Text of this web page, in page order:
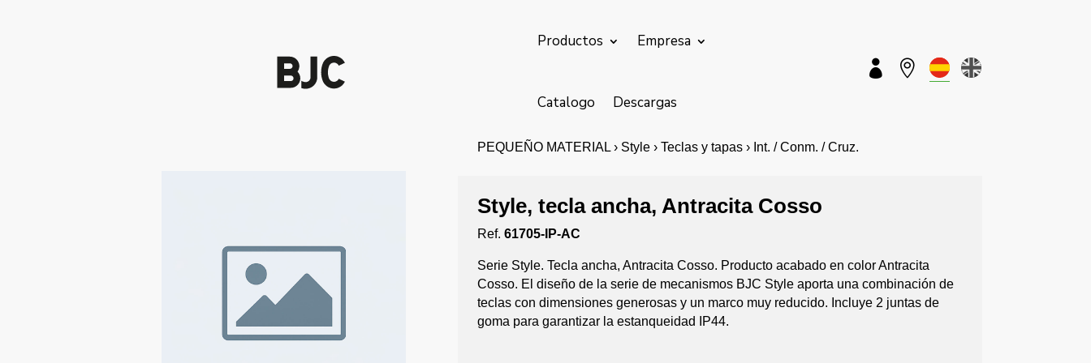
Productos Empresa
Catalogo Descargas
 
PEQUEÑO MATERIAL › Style › Teclas y tapas › Int. / Conm. / Cruz.
Style, tecla ancha, Antracita Cosso
Ref.61705-IP-AC
Serie Style. Tecla ancha, Antracita Cosso. Producto acabado en color Antracita
Cosso. El diseño de la serie de mecanismos BJC Style aporta una combinación de
teclas con dimensiones generosas y un marco muy reducido. Incluye 2 juntas de
goma para garantizar la estanqueidad IP44.